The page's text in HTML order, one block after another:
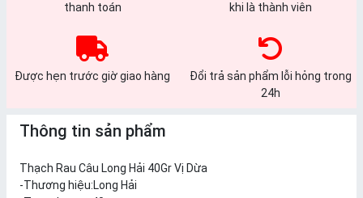
thanh toán
khi là thành viên
Được hẹn trước giờ giao hàng
Đổi trả sản phẩm lỗi hỏng trong
24h
Thông tin sản phẩm
Thạch Rau Câu Long Hải 40Gr Vị Dừa
-Thương hiệu:Long Hải